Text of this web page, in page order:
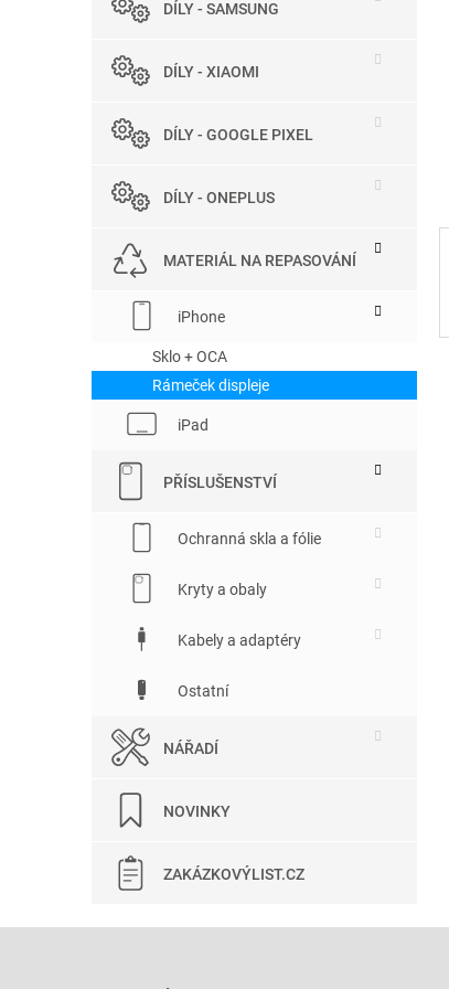
DÍLY - SAMSUNG
DÍLY - XIAOMI
DÍLY - GOOGLE PIXEL
DÍLY - ONEPLUS
MATERIÁL NA REPASOVÁNÍ
iPhone
Sklo + OCA
Rámeček displeje
iPad
PŘÍSLUŠENSTVÍ
Ochranná skla a fólie
Kryty a obaly
Kabely a adaptéry
Ostatní
NÁŘADÍ
NOVINKY
ZAKÁZKOVÝLIST.CZ